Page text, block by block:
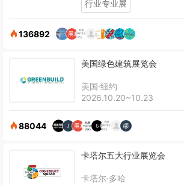
行业专业展
136892
美国绿色建筑展览会
美国·纽约
2026.10.20~10.23
88044
卡塔尔五大行业展览会
卡塔尔·多哈